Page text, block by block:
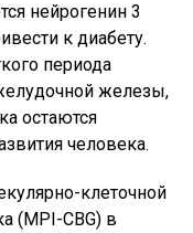
нейрогенин 3
к диабету.
периода
железы,
остаются
человека.
клеточной
(MPI-CBG) в